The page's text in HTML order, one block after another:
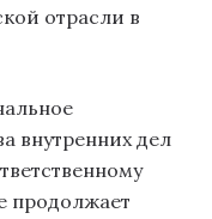
отрасли в
внутренних дел
продолжает